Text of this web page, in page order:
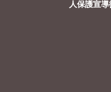
人保護宣